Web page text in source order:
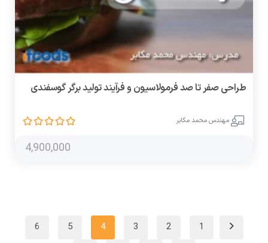
طراحی صفر تا صد فرمولاسیون و فرآیند تولید برگر گوسفندی
مهندس محمد مکابر
4,900,000
1
2
3
4
5
6